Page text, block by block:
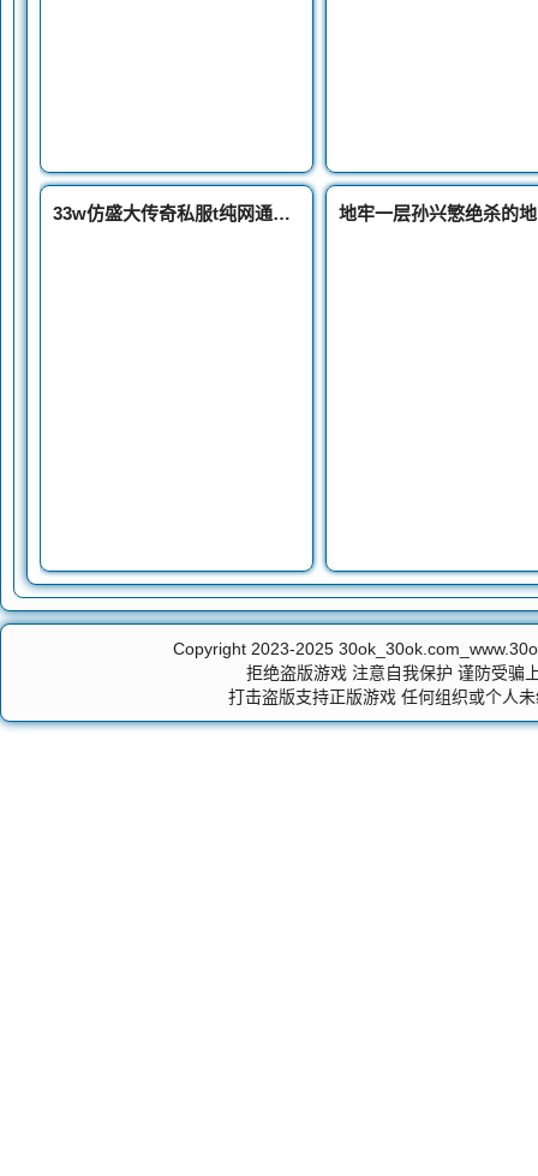
33w仿盛大传奇私服t纯网通法师的最佳游戏场所
Copyright 2023-2025
拒绝盗版游戏 注意自我保护 谨防受骗
打击盗版支持正版游戏 任何组织或个人